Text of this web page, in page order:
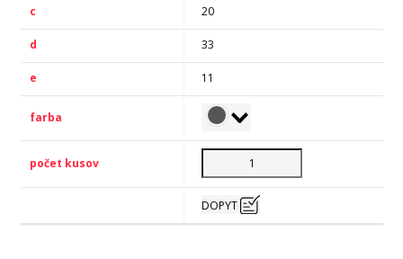
20
33
11
DOPYT